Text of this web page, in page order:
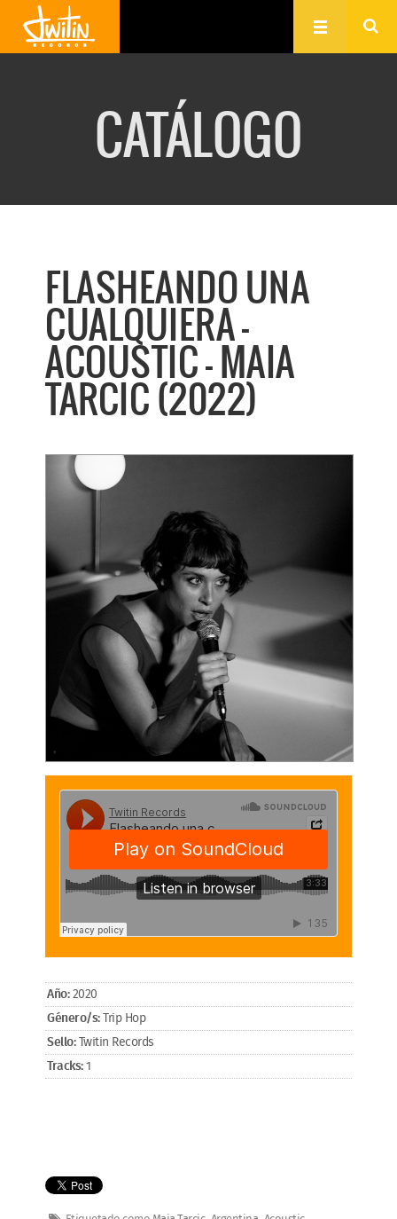
CATÁLOGO
FLASHEANDO UNA
CUALQUIERA -
ACOUSTIC - MAIA
TARCIC (2022)
Año:2020
Género/s:Trip Hop
Sello:Twitin Records
Tracks:1